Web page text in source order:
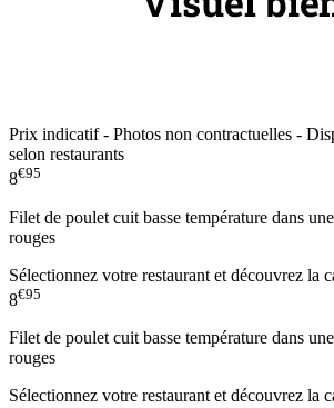
Prix indicatif - Photos non contractuelles -
selon restaurants
8€95
Filet de poulet cuit basse température dans
rouges
Sélectionnez votre restaurant et découvrez la
8€95
Filet de poulet cuit basse température dans
rouges
Sélectionnez votre restaurant et découvrez la